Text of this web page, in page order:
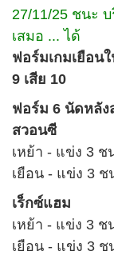
27/11/25 ชนะ
เสมอ ... ได้
ฟอร์มเกมเยือน
9 เสีย 10
ฟอร์ม 6 นัดหลัง
สวอนซี
เหย้า - แข่ง 3 ช
เยือน - แข่ง 3 ช
เร็กซ์แฮม
เหย้า - แข่ง 3 ช
เยือน - แข่ง 3 ช